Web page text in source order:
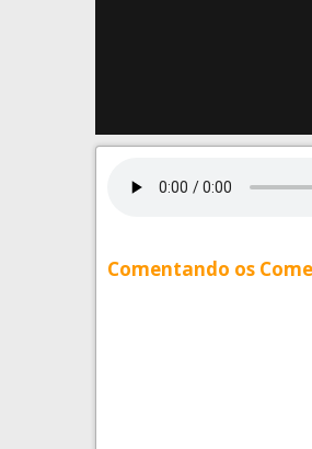
Comentando os